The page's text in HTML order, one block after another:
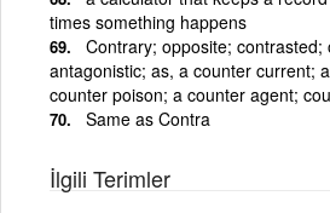
times something happens
Contrary; opposite; contrasted;
antagonistic; as, a counter current;
counter poison; a counter agent;
Same as Contra
İlgili Terimler